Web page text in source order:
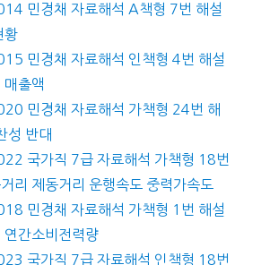
민경채 자료해석 A책형 7번 해설
황
민경채 자료해석 인책형 4번 해설
매출액
민경채 자료해석 가책형 24번 해
성 반대
국가직 7급 자료해석 가책형 18번
리 제동거리 운행속도 중력가속도
민경채 자료해석 가책형 1번 해설
연간소비전력량
국가직 7급 자료해석 인책형 18번